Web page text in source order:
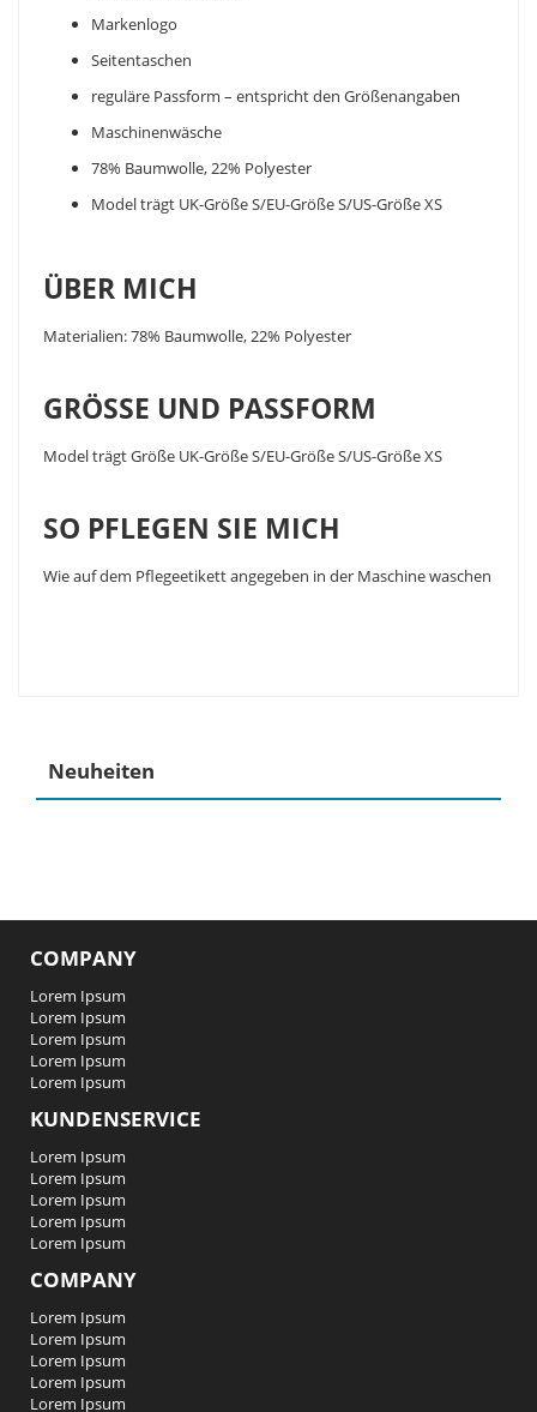
Markenlogo
Seitentaschen
reguläre Passform – entspricht den Größenangaben
Maschinenwäsche
78% Baumwolle, 22% Polyester
Model trägt UK-Größe S/EU-Größe S/US-Größe XS
ÜBER MICH
Materialien: 78% Baumwolle, 22% Polyester
GRÖSSE UND PASSFORM
Model trägt Größe UK-Größe S/EU-Größe S/US-Größe XS
SO PFLEGEN SIE MICH
Wie auf dem Pflegeetikett angegeben in der Maschine waschen
Neuheiten
COMPANY
Lorem Ipsum
Lorem Ipsum
Lorem Ipsum
Lorem Ipsum
Lorem Ipsum
KUNDENSERVICE
Lorem Ipsum
Lorem Ipsum
Lorem Ipsum
Lorem Ipsum
Lorem Ipsum
COMPANY
Lorem Ipsum
Lorem Ipsum
Lorem Ipsum
Lorem Ipsum
Lorem Ipsum